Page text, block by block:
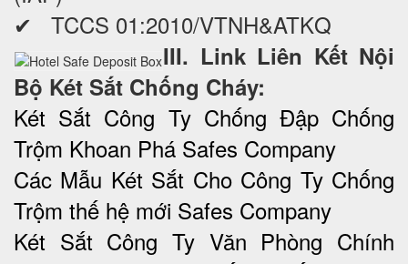
✔ TCCS 01:2010/VTNH&ATKQ
III. Link Liên Kết Nội
Bộ Két Sắt Chống Cháy:
Két Sắt Công Ty Chống Đập Chống
Trộm Khoan Phá Safes Company
Các Mẫu Két Sắt Cho Công Ty Chống
Trộm thế hệ mới Safes Company
Két Sắt Công Ty Văn Phòng Chính